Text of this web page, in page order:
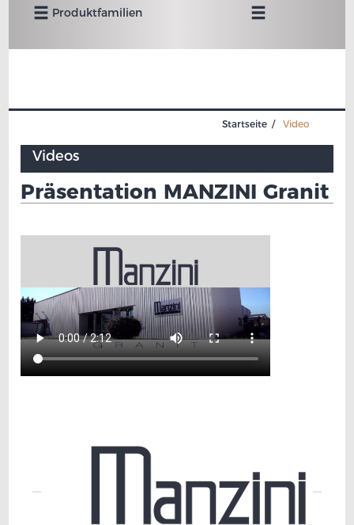
Produktfamilien
Umschalten
Navigation
Startseite Video
Videos
Präsentation MANZINI Granit